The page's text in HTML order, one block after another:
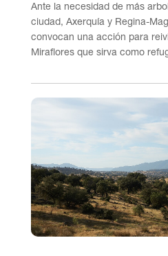
Ante la necesidad de más
ciudad, Axerquía y Regina-
convocan una acción para
Miraflores que sirva como